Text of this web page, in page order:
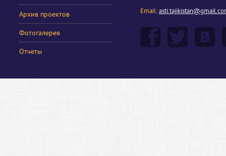
Архив проектов
Фотогалерея
Отчеты
Email: